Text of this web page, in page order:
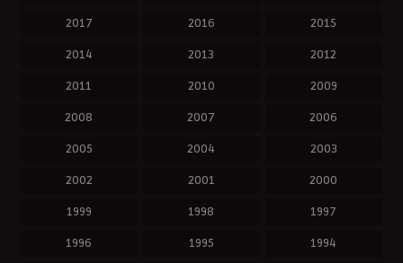
2017 2016 2015
2014 2013 2012
2011 2010 2009
2008 2007 2006
2005 2004 2003
2002 2001 2000
1999 1998 1997
1996 1995 1994